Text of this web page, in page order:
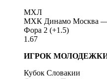
МХЛ
МХК Динамо Москва
Фора 2 (+1.5)
1.67
ИГРОК
Кубок Словакии